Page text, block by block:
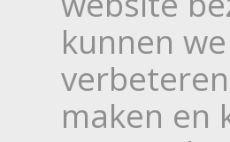
kunnen
maken en